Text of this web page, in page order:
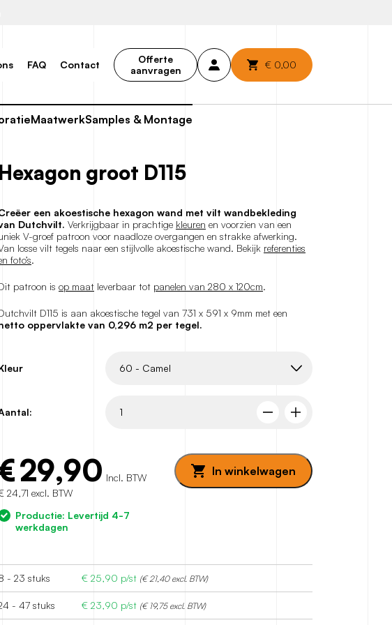
FAQ Contact
Offerte
aanvragen
€ 0,00
MaatwerkSamples & Montage
Hexagon groot D115
een akoestische hexagon wand met vilt wandbekleding
Dutchvilt. Verkrijgbaar in prachtige kleuren en voorzien van een
V-groef patroon voor naadloze overgangen en strakke afwerking.
losse vilt tegels naar een stijlvolle akoestische wand. Bekijk referenties
foto’s.
patroon is op maat leverbaar tot panelen van 280 x 120cm.
D115 is aan akoestische tegel van 731 x 591 x 9mm met een
oppervlakte van 0,296 m2 per tegel.
29,90 Incl. BTW
24,71 excl. BTW
Productie: Levertijd 4-7
werkdagen
In winkelwagen
- 23 stuks € 25,90 p/st (€ 21,40 excl. BTW)
- 47 stuks € 23,90 p/st (€ 19,75 excl. BTW)